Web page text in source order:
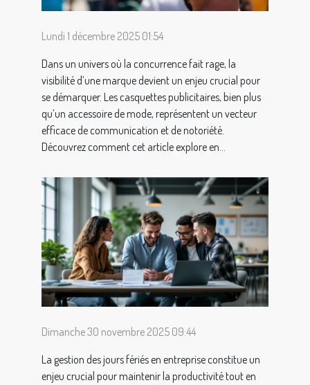
Lundi 1 décembre 2025 01:54
Dans un univers où la concurrence fait rage, la
visibilité d’une marque devient un enjeu crucial pour
se démarquer. Les casquettes publicitaires, bien plus
qu’un accessoire de mode, représentent un vecteur
efficace de communication et de notoriété.
Découvrez comment cet article explore en...
Dimanche 30 novembre 2025 09:44
La gestion des jours fériés en entreprise constitue un
enjeu crucial pour maintenir la productivité tout en